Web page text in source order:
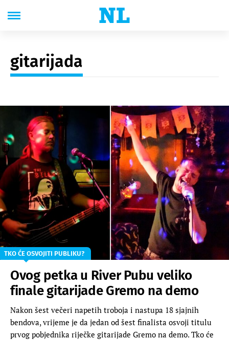
gitarijada
TKO ĆE OSVOJITI PUBLIKU?
Ovog petka u River Pubu veliko
finale gitarijade Gremo na demo
Nakon šest večeri napetih troboja i nastupa 18 sjajnih
bendova, vrijeme je da jedan od šest finalista osvoji titulu
prvog pobjednika riječke gitarijade Gremo na demo. Tko će